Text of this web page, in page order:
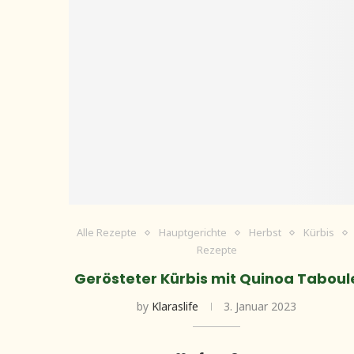
Alle Rezepte Hauptgerichte Herbst
Kürbis
Rezepte
Gerösteter Kürbis mit Quinoa
by Klaraslife 3. Januar 2023